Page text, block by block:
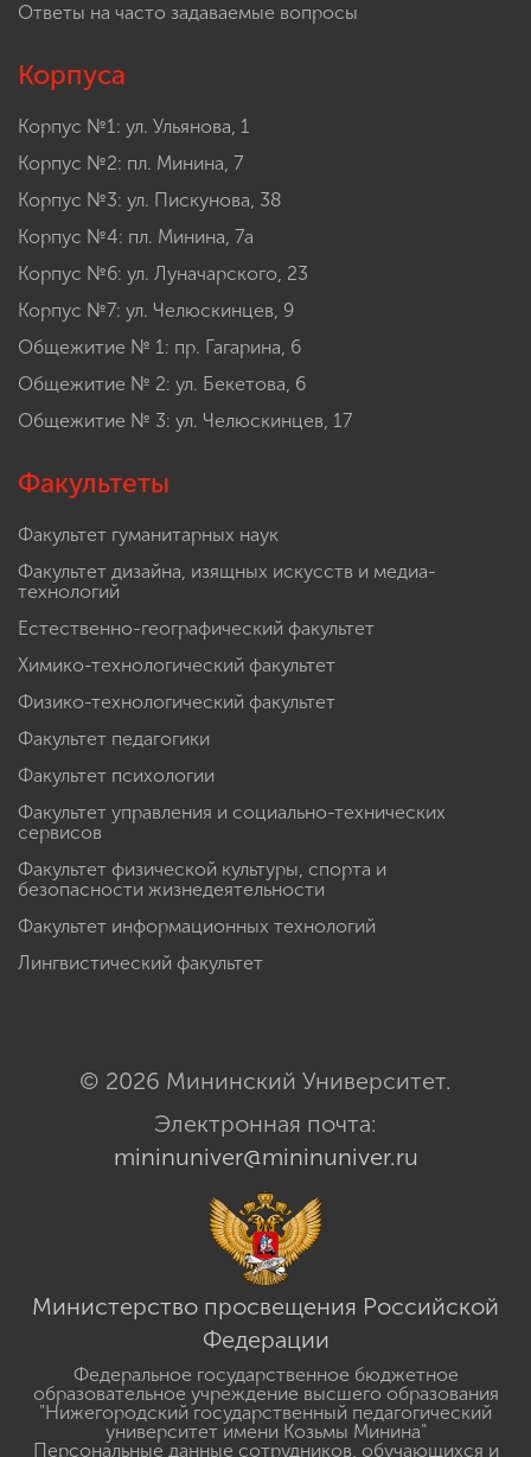
Ответы на часто задаваемые вопросы
Корпуса
Корпус №1: ул. Ульянова, 1
Корпус №2: пл. Минина, 7
Корпус №3: ул. Пискунова, 38
Корпус №4: пл. Минина, 7а
Корпус №6: ул. Луначарского, 23
Корпус №7: ул. Челюскинцев, 9
Общежитие № 1: пр. Гагарина, 6
Общежитие № 2: ул. Бекетова, 6
Общежитие № 3: ул. Челюскинцев, 17
Факультеты
Факультет гуманитарных наук
Факультет дизайна, изящных искусств и медиа-
технологий
Естественно-географический факультет
Химико-технологический факультет
Физико-технологический факультет
Факультет педагогики
Факультет психологии
Факультет управления и социально-технических
сервисов
Факультет физической культуры, спорта и
безопасности жизнедеятельности
Факультет информационных технологий
Лингвистический факультет
© 2026 Мининский Университет.
Электронная почта:
mininuniver@mininuniver.ru
Министерство просвещения Российской
Федерации
Федеральное государственное бюджетное
образовательное учреждение высшего образования
"Нижегородский государственный педагогический
университет имени Козьмы Минина"
Персональные данные сотрудников, обучающихся и